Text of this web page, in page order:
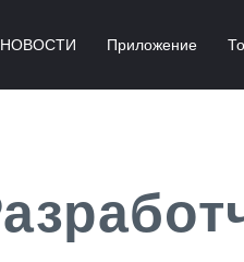
НОВОСТИ Приложение